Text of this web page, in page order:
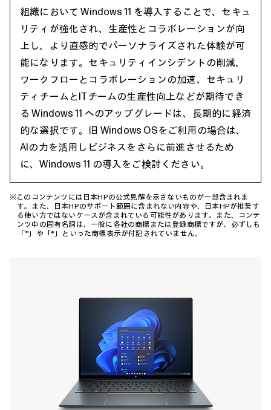
組織において Windows 11 を導入することで、セキュ
リティが強化され、生産性とコラボレーションが向
上し、より直感的でパーソナライズされた体験が可
能になります。セキュリティインシデントの削減、
ワークフローとコラボレーションの加速、セキュリ
ティチームとITチームの生産性向上などが期待でき
る Windows 11 へのアップグレードは、長期的に経済
的な選択です。旧 Windows OSをご利用の場合は、
AIの力を活用しビジネスをさらに前進させるため
に、Windows 11 の導入をご検討ください。
※このコンテンツには日本HPの公式見解を示さないものが一部含まれま
す。また、日本HPのサポート範囲に含まれない内容や、日本HPが推奨す
る使い方ではないケースが含まれている可能性があります。また、コンテ
ンツ中の固有名詞は、一般に各社の商標または登録商標ですが、必ずしも
「™」や「®」といった商標表示が付記されていません。